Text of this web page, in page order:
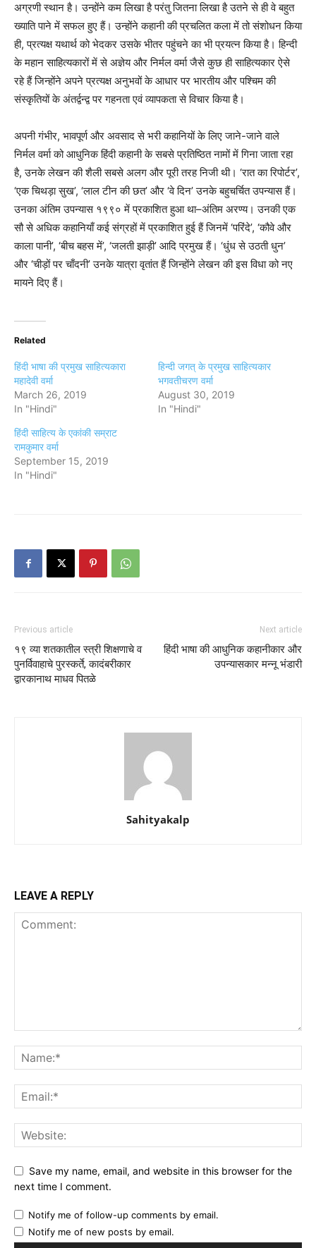
अग्रणी स्थान है। उन्होंने कम लिखा है परंतु जितना लिखा है उतने से ही वे बहुत
ख्याति पाने में सफल हुए हैं। उन्होंने कहानी की प्रचलित कला में तो संशोधन किया
ही, प्रत्यक्ष यथार्थ को भेदकर उसके भीतर पहुंचने का भी प्रयत्न किया है। हिन्दी
के महान साहित्यकारों में से अज्ञेय और निर्मल वर्मा जैसे कुछ ही साहित्यकार ऐसे
रहे हैं जिन्होंने अपने प्रत्यक्ष अनुभवों के आधार पर भारतीय और पश्चिम की
संस्कृतियों के अंतर्द्वन्द्व पर गहनता एवं व्यापकता से विचार किया है।
अपनी गंभीर, भावपूर्ण और अवसाद से भरी कहानियों के लिए जाने-जाने वाले
निर्मल वर्मा को आधुनिक हिंदी कहानी के सबसे प्रतिष्ठित नामों में गिना जाता रहा
है, उनके लेखन की शैली सबसे अलग और पूरी तरह निजी थी। ‘रात का रिपोर्टर’,
‘एक चिथड़ा सुख’, ‘लाल टीन की छत’ और ‘वे दिन’ उनके बहुचर्चित उपन्यास हैं।
उनका अंतिम उपन्यास १९९० में प्रकाशित हुआ था–अंतिम अरण्य। उनकी एक
सौ से अधिक कहानियाँ कई संग्रहों में प्रकाशित हुई हैं जिनमें ‘परिंदे’, ‘कौवे और
काला पानी’, ‘बीच बहस में’, ‘जलती झाड़ी’ आदि प्रमुख हैं। ‘धुंध से उठती धुन’
और ‘चीड़ों पर चाँदनी’ उनके यात्रा वृतांत हैं जिन्होंने लेखन की इस विधा को नए
मायने दिए हैं।
Related
हिंदी भाषा की प्रमुख साहित्यकारा
महादेवी वर्मा
March 26, 2019
In "Hindi"
हिन्दी जगत् के प्रमुख साहित्यकार
भगवतीचरण वर्मा
August 30, 2019
In "Hindi"
हिंदी साहित्य के एकांकी सम्राट
रामकुमार वर्मा
September 15, 2019
In "Hindi"
Previous article
१९ व्या शतकातील स्त्री शिक्षणाचे व
पुनर्विवाहाचे पुरस्कर्ते, कादंबरीकार
द्वारकानाथ माधव पितळे
Next article
हिंदी भाषा की आधुनिक कहानीकार और
उपन्यासकार मन्नू भंडारी
Sahityakalp
LEAVE A REPLY
Save my name, email, and website in this browser for the
next time I comment.
Notify me of follow-up comments by email.
Notify me of new posts by email.